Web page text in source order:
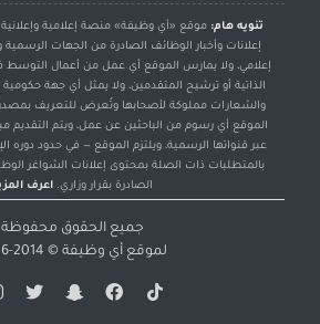
تنويه هام: موقع «أي وظيفة» منصة إعلامية
إعلانات وأخبار الوظائف الصادرة من الجهات
إعلامي، ولا يمارس الموقع أي عمل من أعمال التوسط
الذاتية أو ترشيح المتقدمين، ولا يمثل أي جهة
والشعارات مملوكة لأصحابها وتُعرض للتعريف بمصدر
الموقع أي رسوم من الباحثين عن عمل، ويتم التقديم
عبر قنواتها الرسمية، ويلتزم الموقع — في حدود دوره
بالمتطلبات ذات الصلة بمحتوى إعلانات الشواغر
الصادرة بقرار وزاري. اعرف
جميع الحقوق محفوظة
لموقع أي وظيفة © 2014-2026